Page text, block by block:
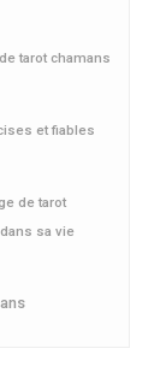
tarot chamans
et fiables
de tarot
sa vie